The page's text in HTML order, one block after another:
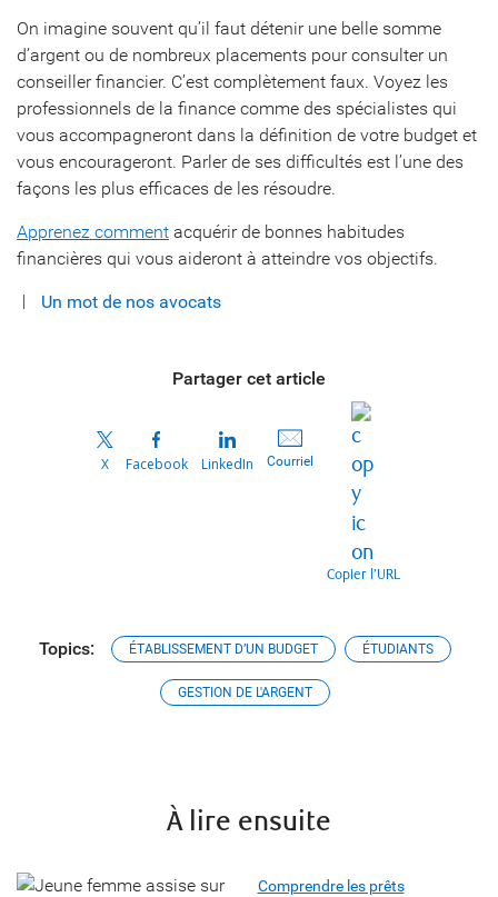
On imagine souvent qu’il faut détenir une belle somme
d’argent ou de nombreux placements pour consulter un
conseiller financier. C’est complètement faux. Voyez les
professionnels de la finance comme des spécialistes qui
vous accompagneront dans la définition de votre budget et
vous encourageront. Parler de ses difficultés est l’une des
façons les plus efficaces de les résoudre.
Apprenez comment acquérir de bonnes habitudes
financières qui vous aideront à atteindre vos objectifs.
Un mot de nos avocats
Partager cet article
X Facebook LinkedIn Courriel
Copier l’URL
Topics: ÉTABLISSEMENT D’UN BUDGET ÉTUDIANTS
GESTION DE L'ARGENT
À lire ensuite
Comprendre les prêts